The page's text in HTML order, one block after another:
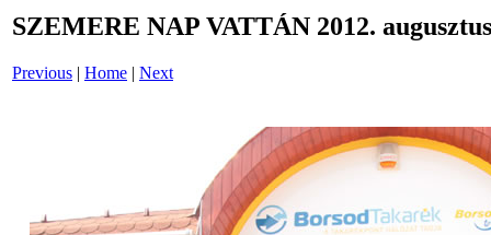
SZEMERE NAP VATTÁN 2012.
Previous | Home | Next